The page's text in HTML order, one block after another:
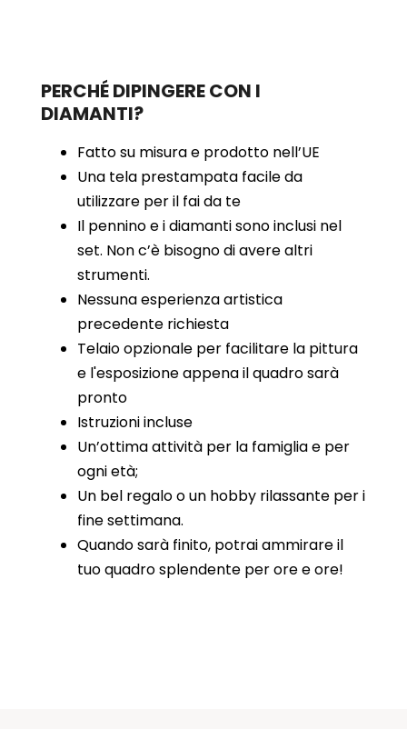
PERCHÉ DIPINGERE CON I
DIAMANTI?
Fatto su misura e prodotto nell’UE
Una tela prestampata facile da
utilizzare per il fai da te
Il pennino e i diamanti sono inclusi nel
set. Non c’è bisogno di avere altri
strumenti.
Nessuna esperienza artistica
precedente richiesta
Telaio opzionale per facilitare la pittura
e l'esposizione appena il quadro sarà
pronto
Istruzioni incluse
Un’ottima attività per la famiglia e per
ogni età;
Un bel regalo o un hobby rilassante per i
fine settimana.
Quando sarà finito, potrai ammirare il
tuo quadro splendente per ore e ore!